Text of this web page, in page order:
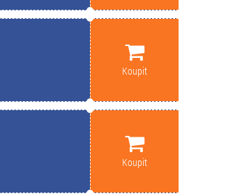
Koupit
Koupit